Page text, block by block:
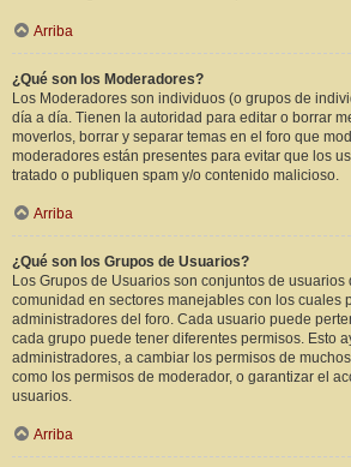
Arriba
¿Qué son los Moderadores?
Los Moderadores son individuos (o grupos de
día a día. Tienen la autoridad para editar o borrar
moverlos, borrar y separar temas en el foro que
moderadores están presentes para evitar que los
tratado o publiquen spam y/o contenido malicioso.
Arriba
¿Qué son los Grupos de Usuarios?
Los Grupos de Usuarios son conjuntos de
comunidad en sectores manejables con los cuales
administradores del foro. Cada usuario puede
cada grupo puede tener diferentes permisos. Esto
administradores, a cambiar los permisos de
como los permisos de moderador, o garantizar el
usuarios.
Arriba